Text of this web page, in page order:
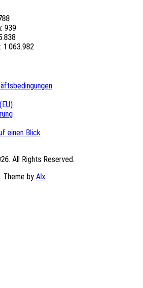
939
1.063.982
einen Blick
All Rights Reserved.
. Theme by Alx.